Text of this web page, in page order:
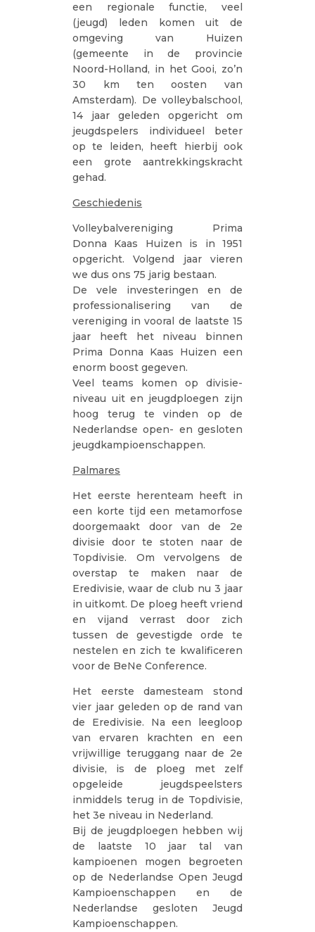
een regionale functie, veel
(jeugd) leden komen uit de
omgeving van Huizen
(gemeente in de provincie
Noord-Holland, in het Gooi, zo’n
30 km ten oosten van
Amsterdam). De volleybalschool,
14 jaar geleden opgericht om
jeugdspelers individueel beter
op te leiden, heeft hierbij ook
een grote aantrekkingskracht
gehad.
Geschiedenis
Volleybalvereniging Prima
Donna Kaas Huizen is in 1951
opgericht. Volgend jaar vieren
we dus ons 75 jarig bestaan.
De vele investeringen en de
professionalisering van de
vereniging in vooral de laatste 15
jaar heeft het niveau binnen
Prima Donna Kaas Huizen een
enorm boost gegeven.
Veel teams komen op divisie-
niveau uit en jeugdploegen zijn
hoog terug te vinden op de
Nederlandse open- en gesloten
jeugdkampioenschappen.
Palmares
Het eerste herenteam heeft in
een korte tijd een metamorfose
doorgemaakt door van de 2e
divisie door te stoten naar de
Topdivisie. Om vervolgens de
overstap te maken naar de
Eredivisie, waar de club nu 3 jaar
in uitkomt. De ploeg heeft vriend
en vijand verrast door zich
tussen de gevestigde orde te
nestelen en zich te kwalificeren
voor de BeNe Conference.
Het eerste damesteam stond
vier jaar geleden op de rand van
de Eredivisie. Na een leegloop
van ervaren krachten en een
vrijwillige teruggang naar de 2e
divisie, is de ploeg met zelf
opgeleide jeugdspeelsters
inmiddels terug in de Topdivisie,
het 3e niveau in Nederland.
Bij de jeugdploegen hebben wij
de laatste 10 jaar tal van
kampioenen mogen begroeten
op de Nederlandse Open Jeugd
Kampioenschappen en de
Nederlandse gesloten Jeugd
Kampioenschappen.